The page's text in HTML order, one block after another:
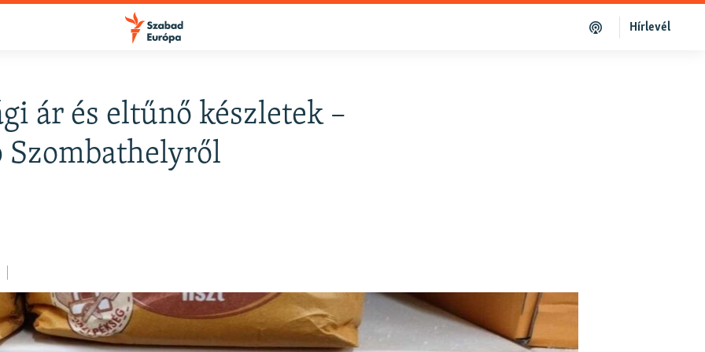
Hírlevél
ár és eltűnő készletek –
Szombathelyről
FELIRATKOZÁS